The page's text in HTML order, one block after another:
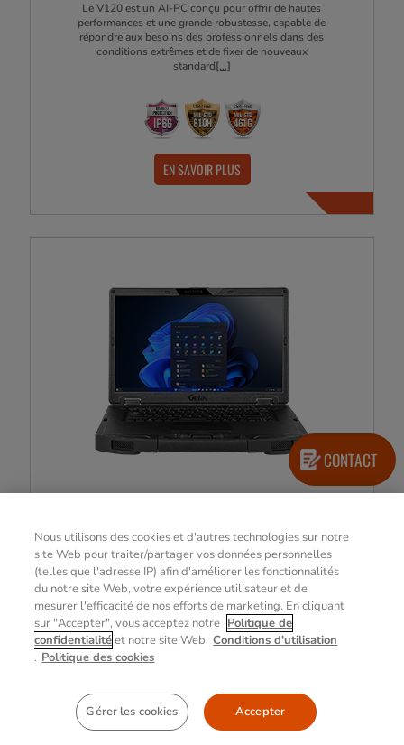
Le V120 est un AI-PC conçu pour offrir de hautes
performances et une grande robustesse, capable de
répondre aux besoins des professionnels dans des
conditions extrêmes et de fixer de nouveaux
standard[...]
EN SAVOIR PLUS
Ordinateurs portables | Rugged | 15.6-Inch |
Windows 11
Avec son grand écran brillant de 15,6 pouces, ses
capacités d'IA de pointe et son profil élégant et durci
intégrant un design durable, le laptop S510 offre des
performances sans compromis dans les en[...]
EN SAVOIR PLUS
CONTACT
Nous utilisons des cookies et d'autres technologies sur notre
site Web pour traiter/partager vos données personnelles
(telles que l'adresse IP) afin d'améliorer les fonctionnalités
du notre site Web, votre expérience utilisateur et de
mesurer l'efficacité de nos efforts de marketing. En cliquant
sur "Accepter", vous acceptez notre Politique de
confidentialitéet notre site Web Conditions d'utilisation
. Politique des cookies
Gérer les cookies Accepter